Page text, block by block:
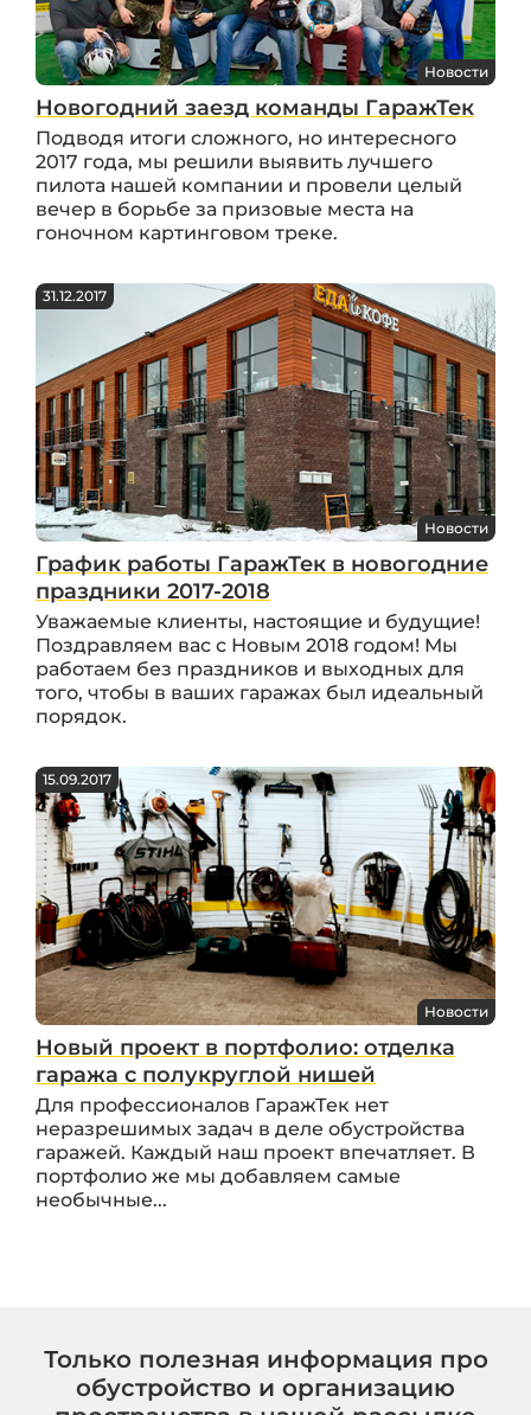
Новости
Новогодний заезд команды ГаражТек
Подводя итоги сложного, но интересного
2017 года, мы решили выявить лучшего
пилота нашей компании и провели целый
вечер в борьбе за призовые места на
гоночном картинговом треке.
31.12.2017
Новости
График работы ГаражТек в новогодние
праздники 2017-2018
Уважаемые клиенты, настоящие и будущие!
Поздравляем вас с Новым 2018 годом! Мы
работаем без праздников и выходных для
того, чтобы в ваших гаражах был идеальный
порядок.
15.09.2017
Новости
Новый проект в портфолио: отделка
гаража с полукруглой нишей
Для профессионалов ГаражТек нет
неразрешимых задач в деле обустройства
гаражей. Каждый наш проект впечатляет. В
портфолио же мы добавляем самые
необычные...
Только полезная информация про
обустройство и организацию